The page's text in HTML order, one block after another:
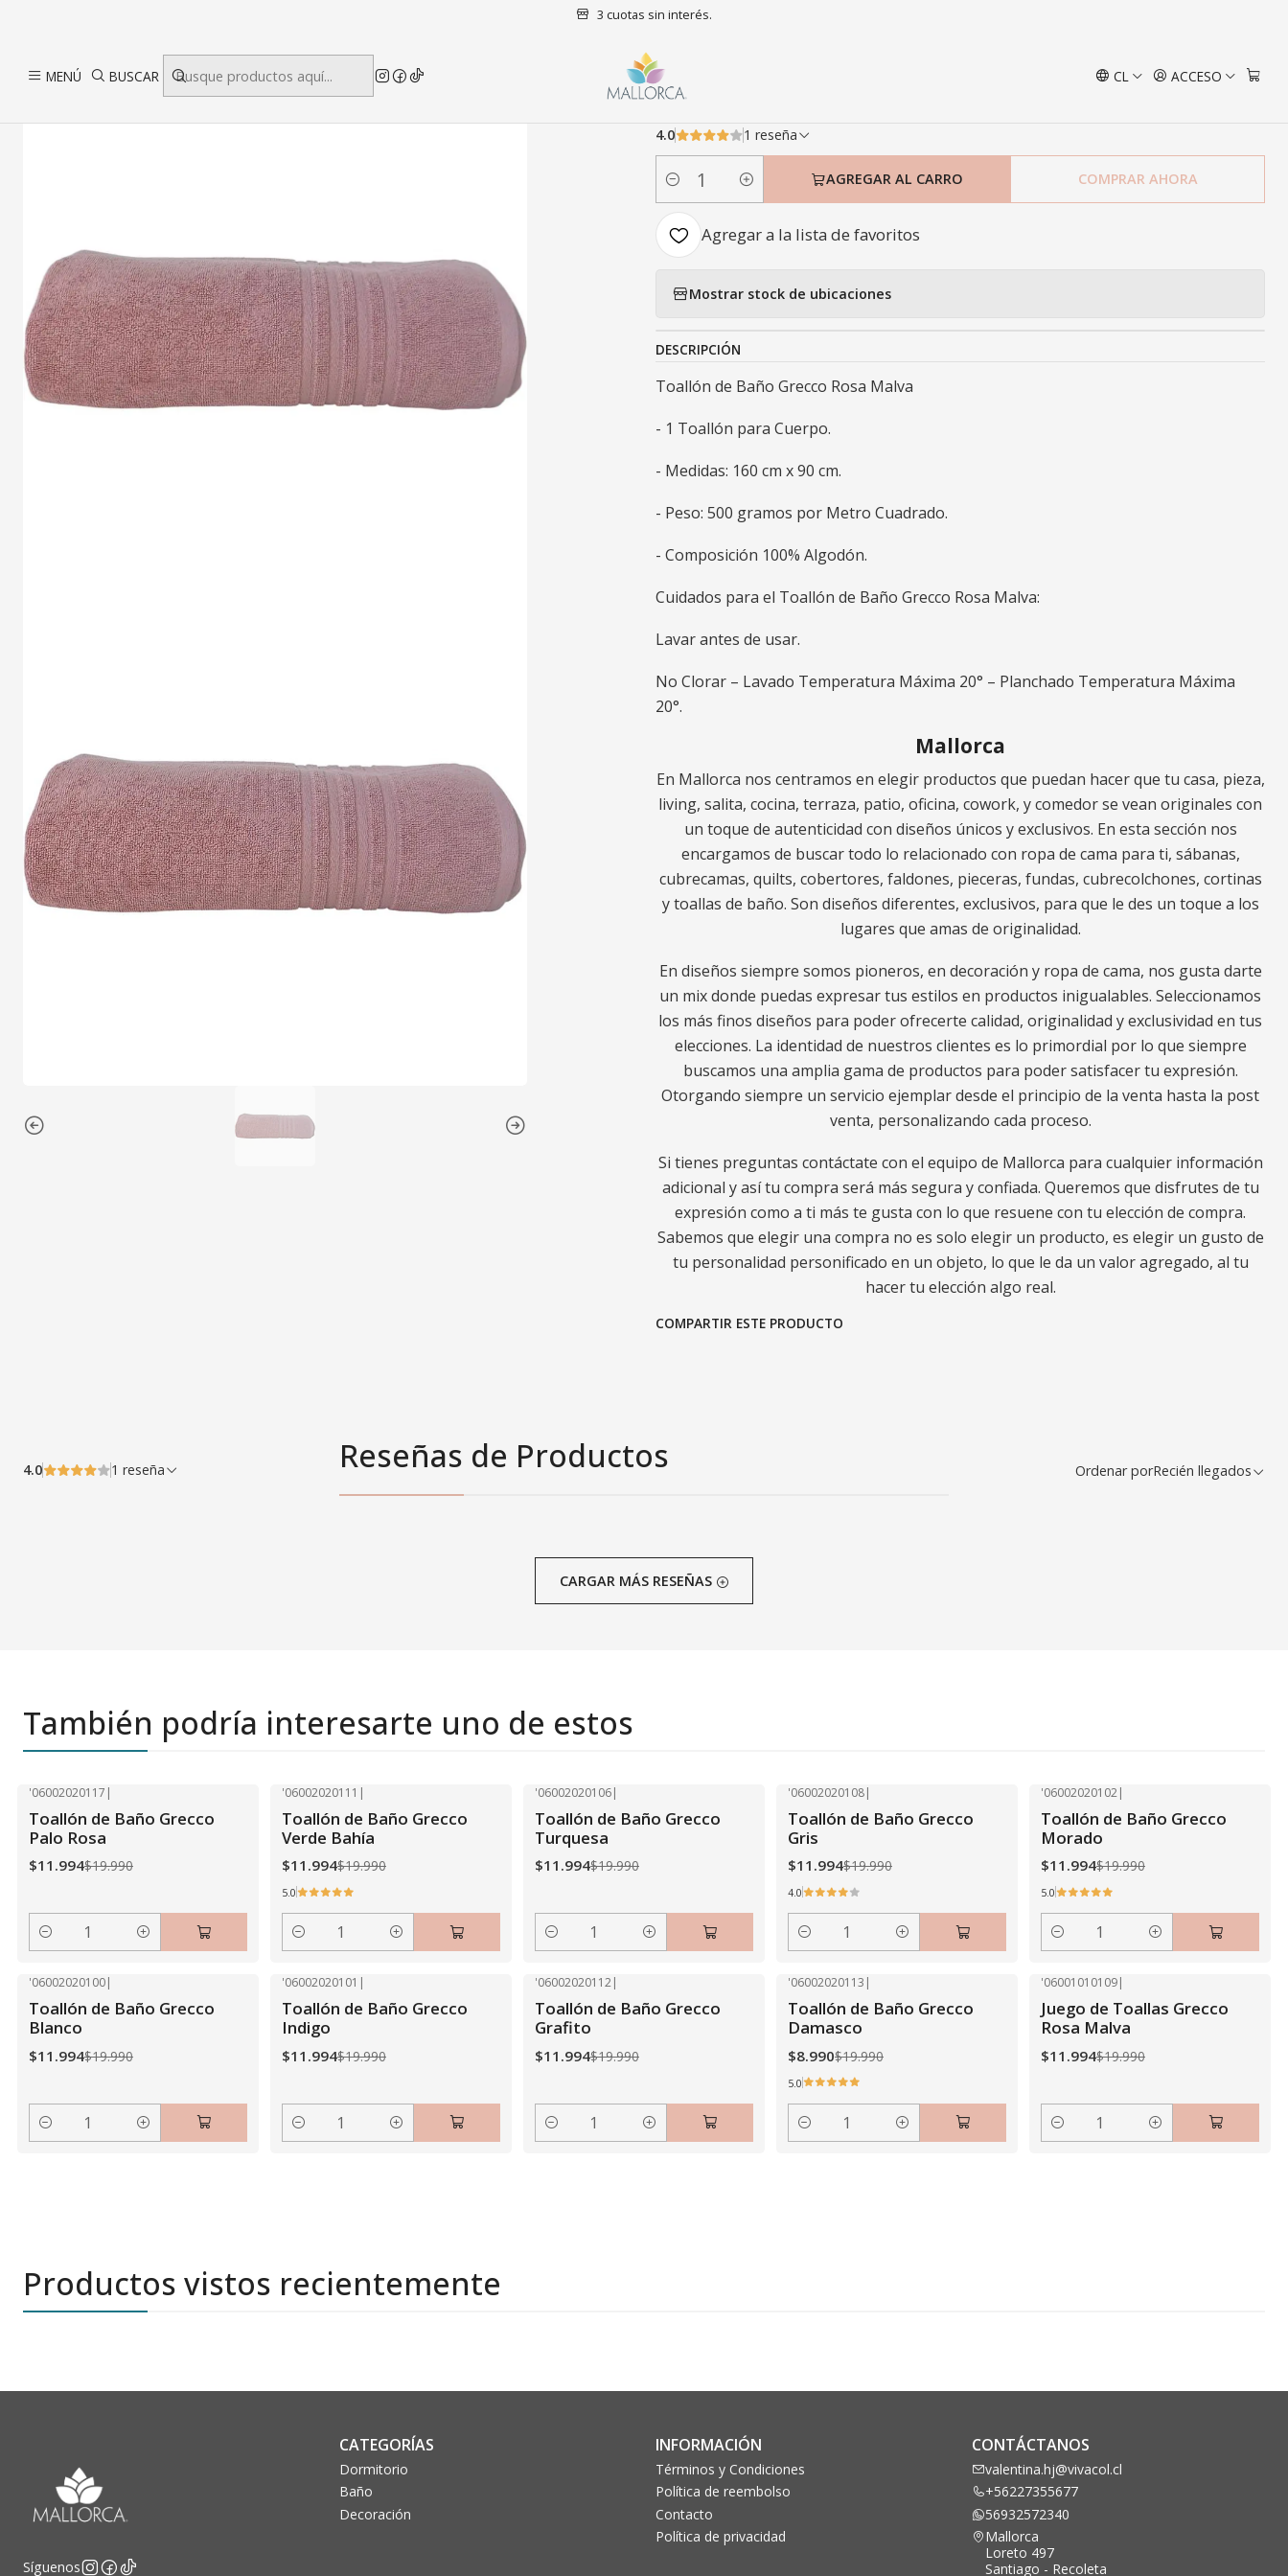
MENÚ BUSCAR CL ACCESO
3 cuotas sin interés.
Toallas Toallón de Baño Grecco Rosa Malva
|
Toallón de Baño Grecco Rosa Malva
4.0 1 reseña
Cantidad
AGREGAR AL CARRO COMPRAR AHORA
Agregar a la lista de favoritos
Mostrar stock de ubicaciones
DESCRIPCIÓN
Toallón de Baño Grecco Rosa Malva
- 1 Toallón para Cuerpo.
- Medidas: 160 cm x 90 cm.
- Peso: 500 gramos por Metro Cuadrado.
- Composición 100% Algodón.
Cuidados para el Toallón de Baño Grecco Rosa Malva:
Lavar antes de usar.
No Clorar – Lavado Temperatura Máxima 20° – Planchado Temperatura Máxima
20°.
Mallorca
En Mallorca nos centramos en elegir productos que puedan hacer que tu casa, pieza,
living, salita, cocina, terraza, patio, oficina, cowork, y comedor se vean originales con
un toque de autenticidad con diseños únicos y exclusivos. En esta sección nos
encargamos de buscar todo lo relacionado con ropa de cama para ti, sábanas,
cubrecamas, quilts, cobertores, faldones, pieceras, fundas, cubrecolchones, cortinas
y toallas de baño. Son diseños diferentes, exclusivos, para que le des un toque a los
lugares que amas de originalidad.
En diseños siempre somos pioneros, en decoración y ropa de cama, nos gusta darte
un mix donde puedas expresar tus estilos en productos inigualables. Seleccionamos
los más finos diseños para poder ofrecerte calidad, originalidad y exclusividad en tus
elecciones. La identidad de nuestros clientes es lo primordial por lo que siempre
buscamos una amplia gama de productos para poder satisfacer tu expresión.
Otorgando siempre un servicio ejemplar desde el principio de la venta hasta la post
venta, personalizando cada proceso.
Si tienes preguntas contáctate con el equipo de Mallorca para cualquier información
adicional y así tu compra será más segura y confiada. Queremos que disfrutes de tu
expresión como a ti más te gusta con lo que resuene con tu elección de compra.
Sabemos que elegir una compra no es solo elegir un producto, es elegir un gusto de
tu personalidad personificado en un objeto, lo que le da un valor agregado, al tu
hacer tu elección algo real.
COMPARTIR ESTE PRODUCTO
Reseñas de Productos
4.0 1 reseña Ordenar porRecién llegados
CARGAR MÁS RESEÑAS
También podría interesarte uno de estos
'06002020117 |
Toallón de Baño Grecco
Palo Rosa
$11.994$19.990
Cantidad
'06002020111 |
Toallón de Baño Grecco
Verde Bahía
$11.994$19.990
5.0
Cantidad
'06002020106|
Toallón de Baño Grecco
Turquesa
$11.994$19.990
Cantidad
'06002020108|
Toallón de Baño Grecco
Gris
$11.994$19.990
4.0
Cantidad
'06002020102|
Toallón de Baño Grecco
Morado
$11.994$19.990
5.0
Cantidad
'06002020100|
Toallón de Baño Grecco
Blanco
$11.994$19.990
Cantidad
'06002020101 |
Toallón de Baño Grecco
Indigo
$11.994$19.990
Cantidad
'06002020112|
Toallón de Baño Grecco
Grafito
$11.994$19.990
Cantidad
'06002020113 |
Toallón de Baño Grecco
Damasco
$8.990$19.990
5.0
Cantidad
'06001010109|
Juego de Toallas Grecco
Rosa Malva
$11.994$19.990
Cantidad
Productos vistos recientemente
Síguenos
CATEGORÍAS
Dormitorio
Baño
Decoración
INFORMACIÓN
Términos y Condiciones
Política de reembolso
Contacto
Política de privacidad
CONTÁCTANOS
valentina.hj@vivacol.cl
+56227355677
56932572340
Mallorca
Loreto 497
Santiago - Recoleta